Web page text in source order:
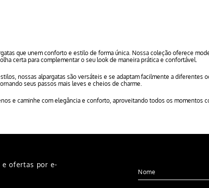
que unem conforto e estilo de forma única. Nossa coleção oferece
certa para complementar o seu look de maneira prática e confortável.
nossas alpargatas são versáteis e se adaptam facilmente a diferentes
seus passos mais leves e cheios de charme.
e caminhe com elegância e conforto, aproveitando todos os momentos
e ofertas por e-